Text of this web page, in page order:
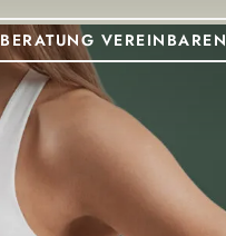
BERATUNG VEREINBAREN